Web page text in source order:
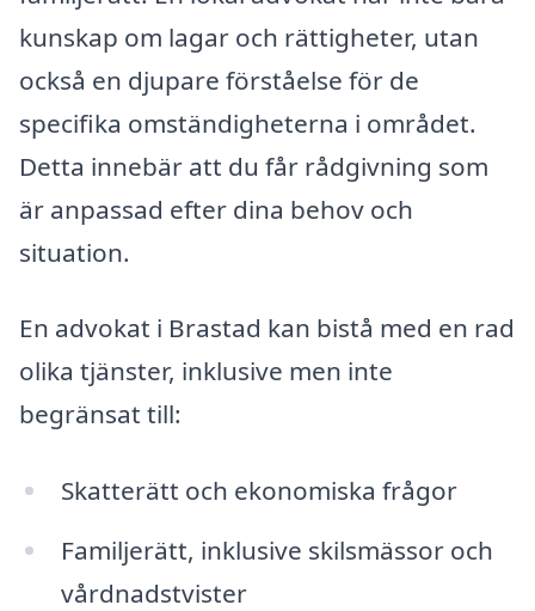
kunskap om lagar och rättigheter, utan
också en djupare förståelse för de
specifika omständigheterna i området.
Detta innebär att du får rådgivning som
är anpassad efter dina behov och
situation.
En advokat i Brastad kan bistå med en rad
olika tjänster, inklusive men inte
begränsat till:
Skatterätt och ekonomiska frågor
Familjerätt, inklusive skilsmässor och
vårdnadstvister